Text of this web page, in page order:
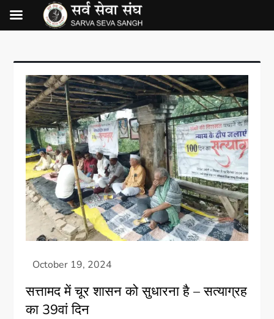
सत्तामद में चूर शासन को सुधारना है – सत्याग्रह
का 39वां दिन